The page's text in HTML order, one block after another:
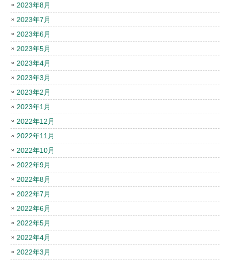
2023年8月
2023年7月
2023年6月
2023年5月
2023年4月
2023年3月
2023年2月
2023年1月
2022年12月
2022年11月
2022年10月
2022年9月
2022年8月
2022年7月
2022年6月
2022年5月
2022年4月
2022年3月